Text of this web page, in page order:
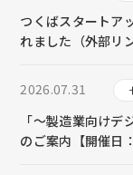
つくばスタートア
れました（外部リン
2026.07.31
「～製造業向け
のご案内【開催日